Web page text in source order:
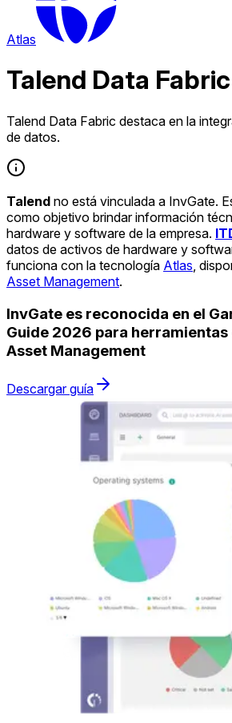
Atlas
Talend Data Fabric
Talend Data Fabric destaca en la
de datos.
Talend no está vinculada a InvGate.
como objetivo brindar información
hardware y software de la empresa.
datos de activos de hardware y
funciona con la tecnología Atlas ,
Asset Management.
InvGate es reconocida en el
Guide 2026 para
Asset Management
Descargar guía